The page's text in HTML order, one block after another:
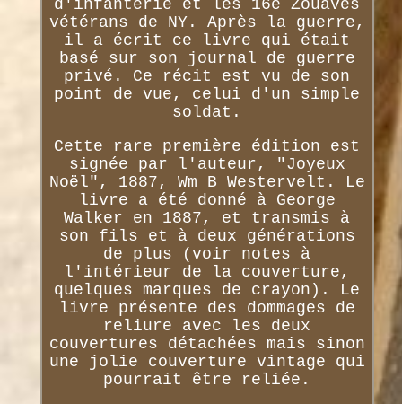
d'infanterie et les 16e Zouaves
vétérans de NY. Après la guerre,
il a écrit ce livre qui était
basé sur son journal de guerre
privé. Ce récit est vu de son
point de vue, celui d'un simple
soldat.
Cette rare première édition est
signée par l'auteur, "Joyeux
Noël", 1887, Wm B Westervelt. Le
livre a été donné à George
Walker en 1887, et transmis à
son fils et à deux générations
de plus (voir notes à
l'intérieur de la couverture,
quelques marques de crayon). Le
livre présente des dommages de
reliure avec les deux
couvertures détachées mais sinon
une jolie couverture vintage qui
pourrait être reliée.